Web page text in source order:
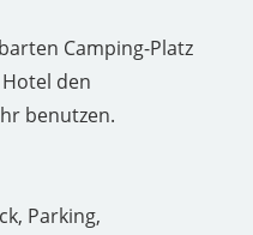
Camping-Platz
Hotel den
benutzen.
Parking,